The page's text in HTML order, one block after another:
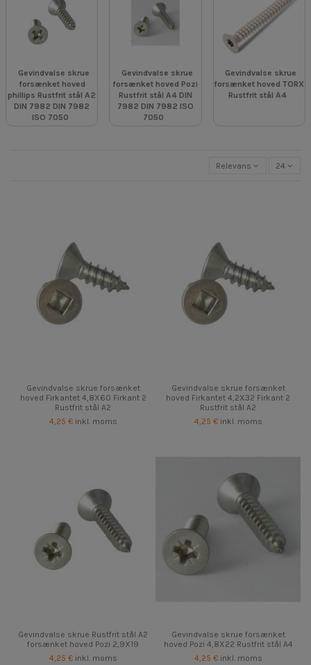
Gevindvalse skrue
forsænket hoved
phillips Rustfrit stål A2
DIN 7982 DIN 7982
ISO 7050
Gevindvalse skrue
forsænket hoved Pozi
Rustfrit stål A4 DIN
7982 DIN 7982 ISO
7050
Gevindvalse skrue
forsænket hoved TORX
Rustfrit stål A4
Relevans 24
Gevindvalse skrue forsænket
hoved Firkantet 4,8X60 Firkant 2
Rustfrit stål A2
4,25 € inkl. moms
Gevindvalse skrue forsænket
hoved Firkantet 4,2X32 Firkant 2
Rustfrit stål A2
4,25 € inkl. moms
Gevindvalse skrue Rustfrit stål A2
forsænket hoved Pozi 2,9X19
4,25 € inkl. moms
Gevindvalse skrue forsænket
hoved Pozi 4,8X22 Rustfrit stål A4
4,25 € inkl. moms